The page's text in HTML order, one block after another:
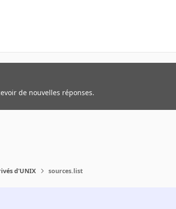
de nouvelles réponses.
d'UNIX sources.list